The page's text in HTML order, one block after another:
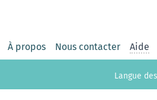
À propos Nous contacter Aide
Langue